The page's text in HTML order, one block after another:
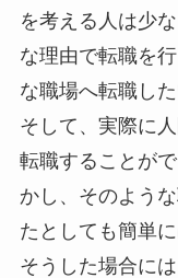
を考える人は少
な理由で転職を
な職場へ転職し
そして、実際に
転職することが
かし、そのよう
たとしても簡単
そうした場合に